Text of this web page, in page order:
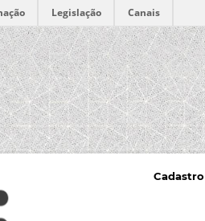
Legislação Canais
Cadastro